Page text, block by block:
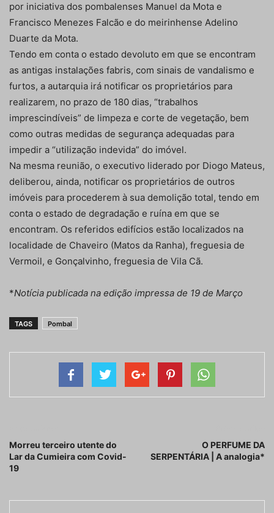
por iniciativa dos pombalenses Manuel da Mota e
Francisco Menezes Falcão e do meirinhense Adelino
Duarte da Mota.
Tendo em conta o estado devoluto em que se encontram
as antigas instalações fabris, com sinais de vandalismo e
furtos, a autarquia irá notificar os proprietários para
realizarem, no prazo de 180 dias, “trabalhos
imprescindíveis” de limpeza e corte de vegetação, bem
como outras medidas de segurança adequadas para
impedir a “utilização indevida” do imóvel.
Na mesma reunião, o executivo liderado por Diogo Mateus,
deliberou, ainda, notificar os proprietários de outros
imóveis para procederem à sua demolição total, tendo em
conta o estado de degradação e ruína em que se
encontram. Os referidos edifícios estão localizados na
localidade de Chaveiro (Matos da Ranha), freguesia de
Vermoil, e Gonçalvinho, freguesia de Vila Cã.
*Notícia publicada na edição impressa de 19 de Março
TAGS Pombal
Morreu terceiro utente do
Lar da Cumieira com Covid-
19
O PERFUME DA
SERPENTÁRIA | A analogia*